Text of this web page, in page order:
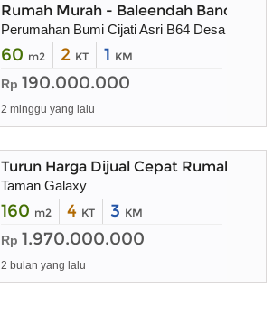
Rumah Murah - Baleendah Bandung
Perumahan Bumi Cijati Asri B64 Desa
60 m2 2 KT 1 KM
Rp 190.000.000
2 minggu yang lalu
Turun Harga Dijual Cepat Rumah 2
Taman Galaxy
160 m2 4 KT 3 KM
Rp 1.970.000.000
2 bulan yang lalu